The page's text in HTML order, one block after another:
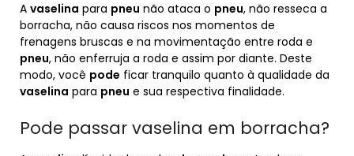
A vaselina para pneu não ataca o pneu, não resseca a
borracha, não causa riscos nos momentos de
frenagens bruscas e na movimentação entre roda e
pneu, não enferruja a roda e assim por diante. Deste
modo, você pode ficar tranquilo quanto à qualidade da
vaselina para pneu e sua respectiva finalidade.
Pode passar vaselina em borracha?